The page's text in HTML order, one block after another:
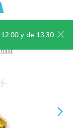
de 9:00 a 12:00
31